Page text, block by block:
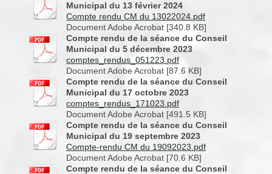
Municipal du 13 février 2024
Compte rendu CM du 13022024.pdf
Document Adobe Acrobat [340.8 KB]
Compte rendu de la séance du Conseil
Municipal du 5 décembre 2023
comptes_rendus_051223.pdf
Document Adobe Acrobat [87.6 KB]
Compte rendu de la séance du Conseil
Municipal du 17 octobre 2023
comptes_rendus_171023.pdf
Document Adobe Acrobat [491.5 KB]
Compte rendu de la séance du Conseil
Municipal du 19 septembre 2023
Compte-rendu CM du 19092023.pdf
Document Adobe Acrobat [70.6 KB]
Compte rendu de la séance du Conseil